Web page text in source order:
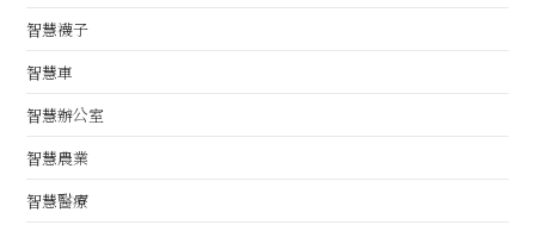
智慧襪子
智慧車
智慧辦公室
智慧農業
智慧醫療